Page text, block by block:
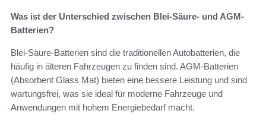
Was ist der Unterschied zwischen Blei-Säure- und AGM-
Batterien?
Blei-Säure-Batterien sind die traditionellen Autobatterien, die
häufig in älteren Fahrzeugen zu finden sind. AGM-Batterien
(Absorbent Glass Mat) bieten eine bessere Leistung und sind
wartungsfrei, was sie ideal für moderne Fahrzeuge und
Anwendungen mit hohem Energiebedarf macht.